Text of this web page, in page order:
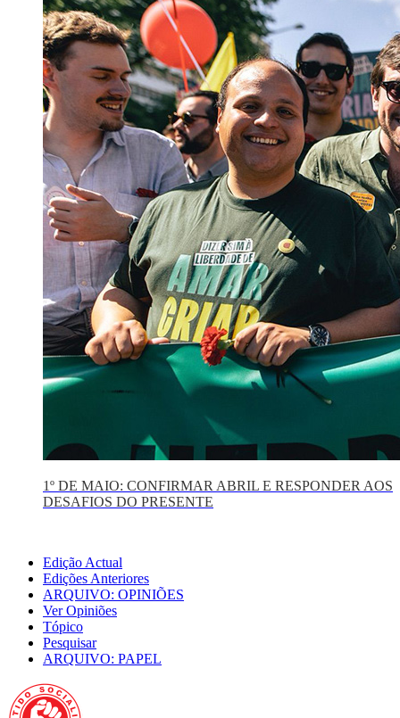
1º DE MAIO: CONFIRMAR ABRIL E RESPONDER AOS
DESAFIOS DO PRESENTE
Edição Actual
Edições Anteriores
ARQUIVO: OPINIÕES
Ver Opiniões
Tópico
Pesquisar
ARQUIVO: PAPEL